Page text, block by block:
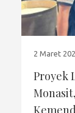
2 Maret
Proyek